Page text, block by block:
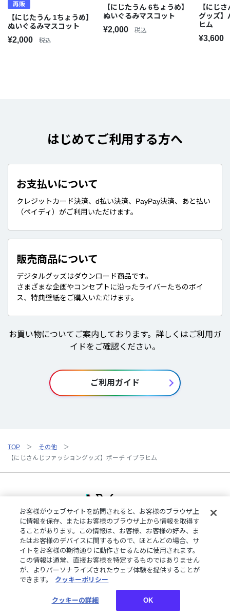
再販
【にじたうん 1ちょうめ】
ぬいぐるみマスコット
¥2,000 税込
【にじたうん 6ちょうめ】
ぬいぐるみマスコット
¥2,000 税込
【にじ
グッズ】
ヒム
¥3,600
はじめてご利用する方へ
お支払いについて
クレジットカード決済、d払い決済、PayPay決済、あと払い
（ペイディ）がご利用いただけます。
販売商品について
デジタルグッズはダウンロード商品です。
さまざまな企画やコンセプトに沿ったライバーたちのボイ
ス、特典壁紙をご購入いただけます。
お買い物についてご案内しております。詳しくはご利用ガ
イドをご確認ください。
ご利用ガイド
TOP
その他
【にじさんじファッショングッズ】ポーチ イブラヒム
ご利用規約プライバシーポリシー
特定商取引法に基づく表記
ご利用ガイドよくある質問お問い合わせにじさんじ公式サイト
クッキーの詳細
©︎ANYCOLOR, Inc.
お客様がウェブサイトを訪問されると、お客様のブラウザ上
に情報を保存、またはお客様のブラウザ上から情報を取得す
ることがあります。この情報は、お客様、お客様の好み、ま
たはお客様のデバイスに関するもので、ほとんどの場合、サ
イトをお客様の期待通りに動作させるために使用されます。
この情報は通常、直接お客様を特定するものではありません
が、よりパーソナライズされたウェブ体験を提供することが
できます。
クッキーポリシー
クッキーの詳細 OK